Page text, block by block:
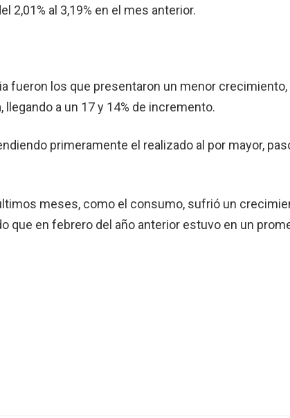
2,01% al 3,19% en el mes anterior.
fueron los que presentaron un menor crecimiento,
a un 17 y 14% de incremento.
pri­meramente el realizado al por mayor,
meses, como el consumo, sufrió un
que en febre­ro del año anterior estuvo en un